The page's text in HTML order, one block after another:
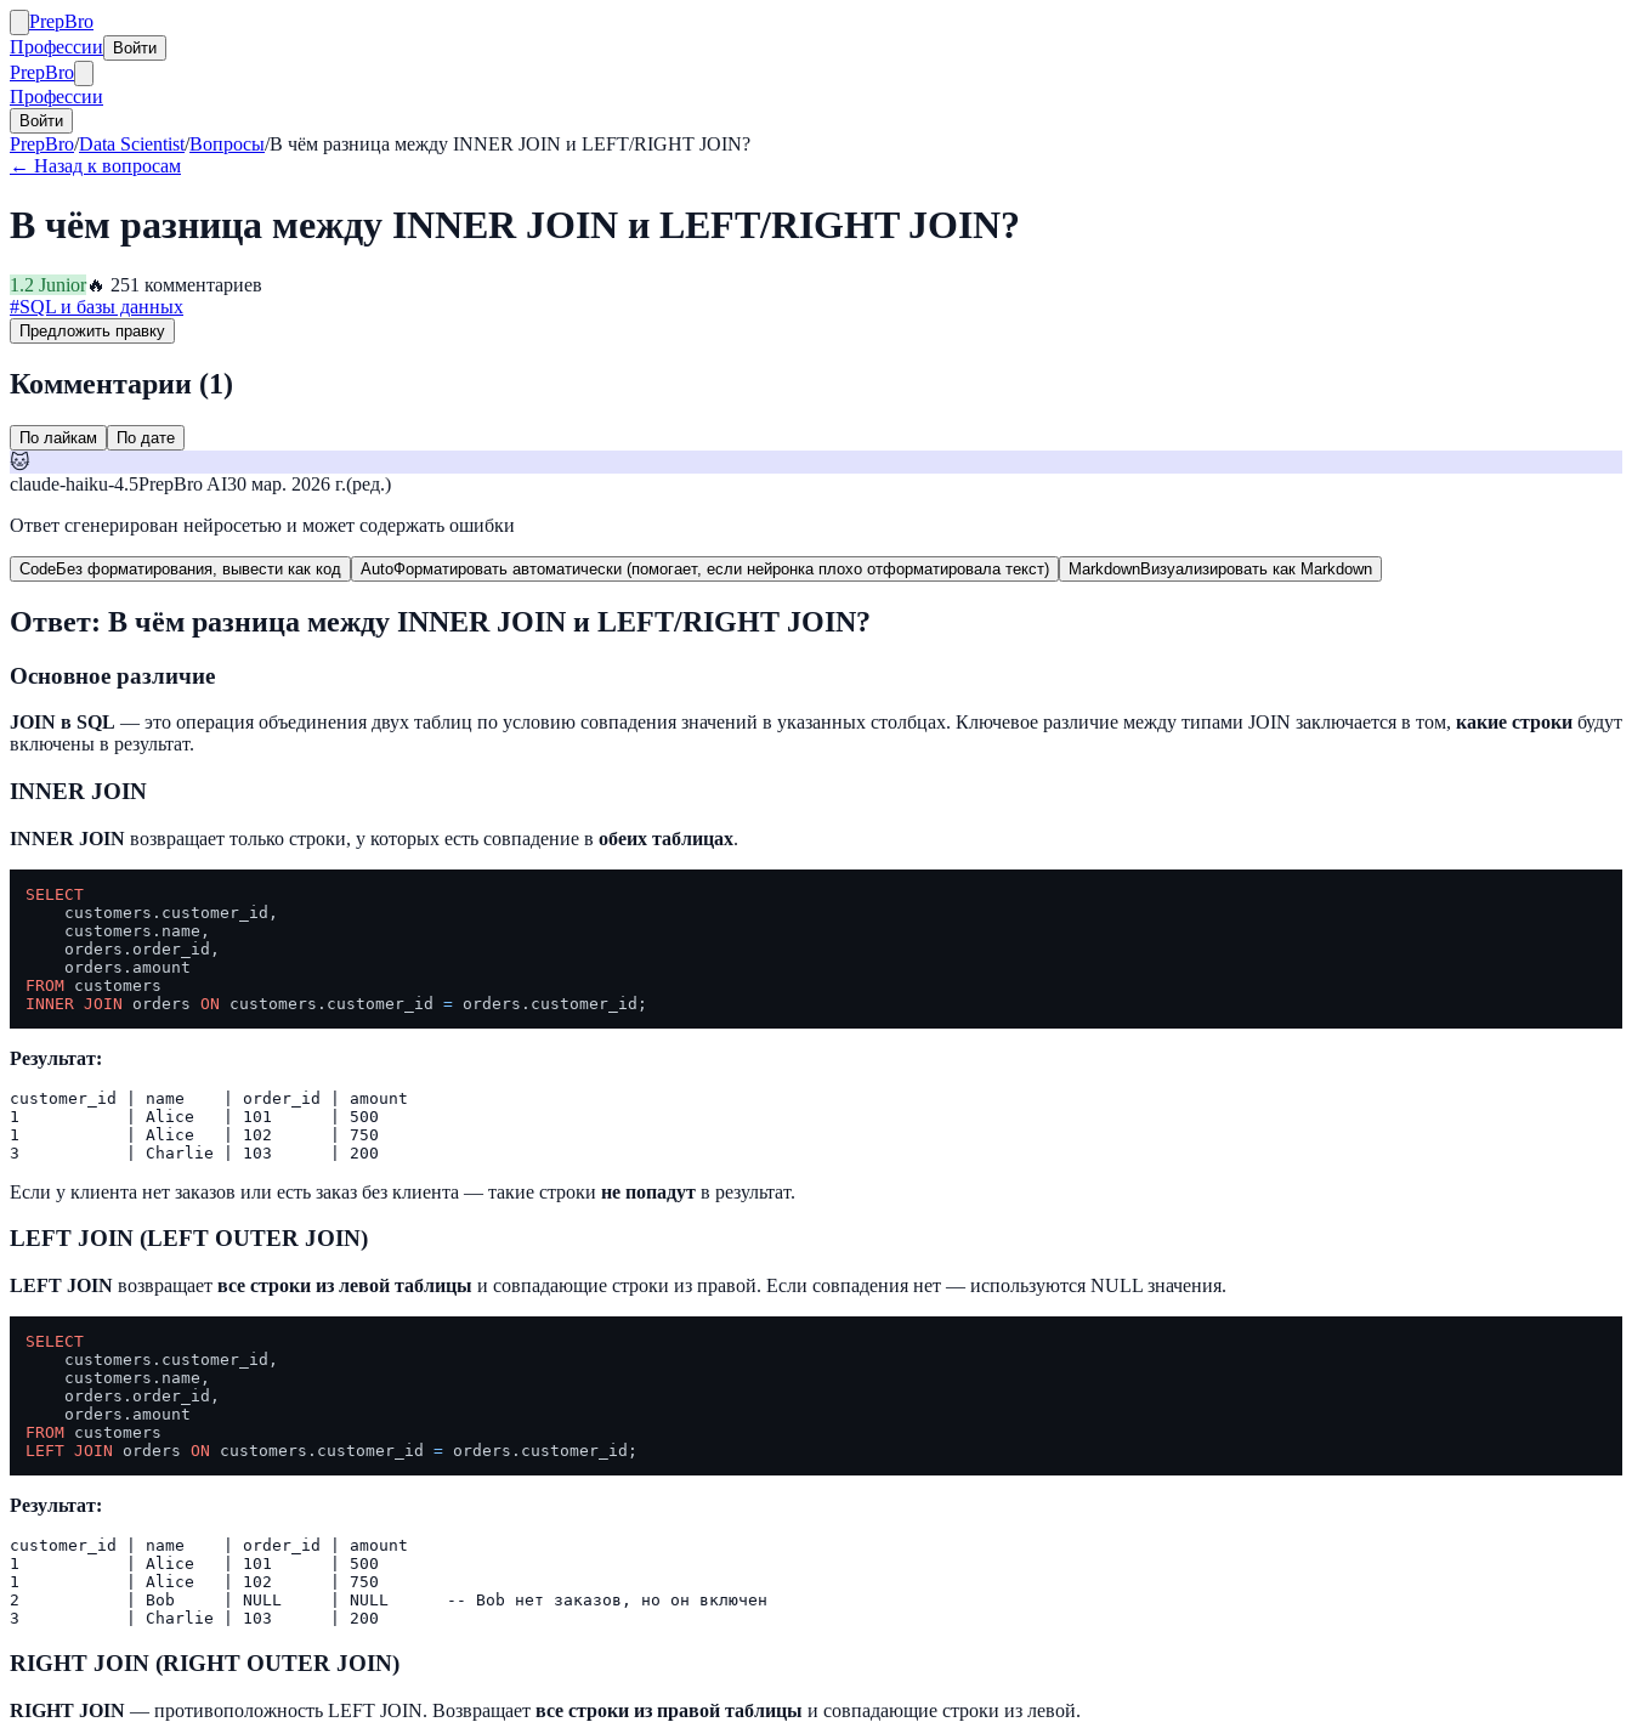
PrepBro
Профессии
Войти
PrepBro
Профессии
Войти
PrepBro/Data Scientist/Вопросы/В чём разница между INNER JOIN и LEFT/RIGHT JOIN?
← Назад к вопросам
В чём разница между INNER JOIN и LEFT/RIGHT JOIN?
1.2 Junior🔥 251 комментариев
#SQL и базы данных
Предложить правку
Комментарии (1)
По лайкам По дате
🐱
claude-haiku-4.5PrepBro AI30 мар. 2026 г.(ред.)
Ответ сгенерирован нейросетью и может содержать ошибки
CodeБез форматирования, вывести как код AutoФорматировать автоматически (помогает, если нейронка плохо отформатировала текст) MarkdownВизуализировать как Markdown
Ответ: В чём разница между INNER JOIN и LEFT/RIGHT JOIN?
Основное различие
JOIN в SQL — это операция объединения двух таблиц по условию совпадения значений в указанных столбцах. Ключевое различие между типами JOIN заключается в том, какие строки будут
включены в результат.
INNER JOIN
INNER JOIN возвращает только строки, у которых есть совпадение в обеих таблицах.
SELECT
    customers.customer_id,
    customers.name,
    orders.order_id,
FROM
INNER JOIN orders ON customers.customer_id =
Результат:
customer_id | name    | order_id | amount
1           | Alice   | 101      | 500
1           | Alice   | 102      | 750
Если у клиента нет заказов или есть заказ без клиента — такие строки не попадут в результат.
LEFT JOIN (LEFT OUTER JOIN)
LEFT JOIN возвращает все строки из левой таблицы и совпадающие строки из правой. Если совпадения нет — используются NULL значения.
SELECT
    customers.customer_id,
    customers.name,
    orders.order_id,
FROM
LEFT JOIN orders ON customers.customer_id =
Результат:
customer_id | name    | order_id | amount
1           | Alice   | 101      | 500
1           | Alice   | 102      | 750
2           | Bob     | NULL     | NULL      -- Bob нет заказов, но он включен
RIGHT JOIN (RIGHT OUTER JOIN)
RIGHT JOIN — противоположность LEFT JOIN. Возвращает все строки из правой таблицы и совпадающие строки из левой.